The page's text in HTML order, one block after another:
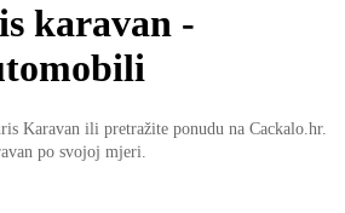
karavan -
Karavan ili pretražite ponudu na Cackalo.hr.
po svojoj mjeri.